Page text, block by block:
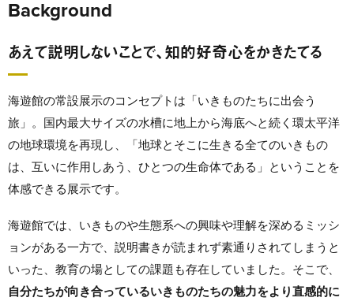
Background
あえて説明しないことで、知的好奇心をかきたてる
海遊館の常設展示のコンセプトは「いきものたちに出会う
旅」。国内最大サイズの水槽に地上から海底へと続く環太平洋
の地球環境を再現し、「地球とそこに生きる全てのいきもの
は、互いに作用しあう、ひとつの生命体である」ということを
体感できる展示です。
海遊館では、いきものや生態系への興味や理解を深めるミッシ
ョンがある一方で、 説明書きが読まれず素通りされてしまう と
いった、教育の場としての課題も存在していました。そこで、
自分たちが向き合っているいきものたちの魅力をより直感的に